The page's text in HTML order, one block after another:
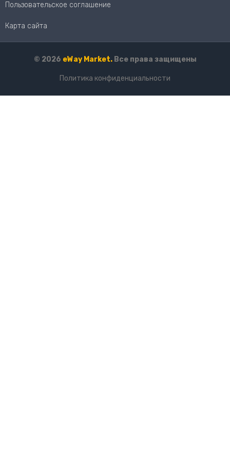
Пользовательское соглашение
Карта сайта
© 2026 eWay Market.Все права защищены
Политика конфиденциальности